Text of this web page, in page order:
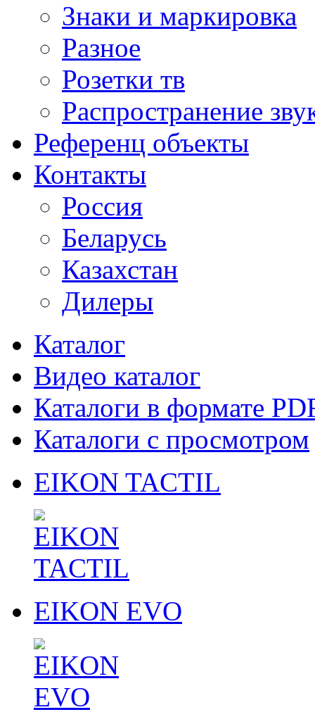
Знаки и маркировка
Разное
Розетки тв
Распространение
Референц объекты
Контакты
Россия
Беларусь
Казахстан
Дилеры
Каталог
Видео каталог
Каталоги в формате
Каталоги с просмотром
EIKON TACTIL
EIKON EVO